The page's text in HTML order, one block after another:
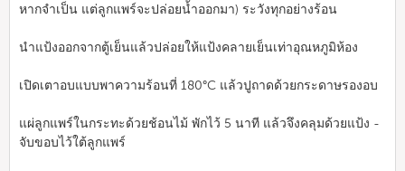
หากจำเป็น แต่ลูกแพร์จะปล่อยน้ำออกมา) ระวังทุกอย่างร้อน
นำแป้งออกจากตู้เย็นแล้วปล่อยให้แป้งคลายเย็นเท่าอุณหภูมิห้อง
เปิดเตาอบแบบพาความร้อนที่ 180°C แล้วปูถาดด้วยกระดาษรองอบ
แผ่ลูกแพร์ในกระทะด้วยช้อนไม้ พักไว้ 5 นาที แล้วจึงคลุมด้วยแป้ง -
จับขอบไว้ใต้ลูกแพร์